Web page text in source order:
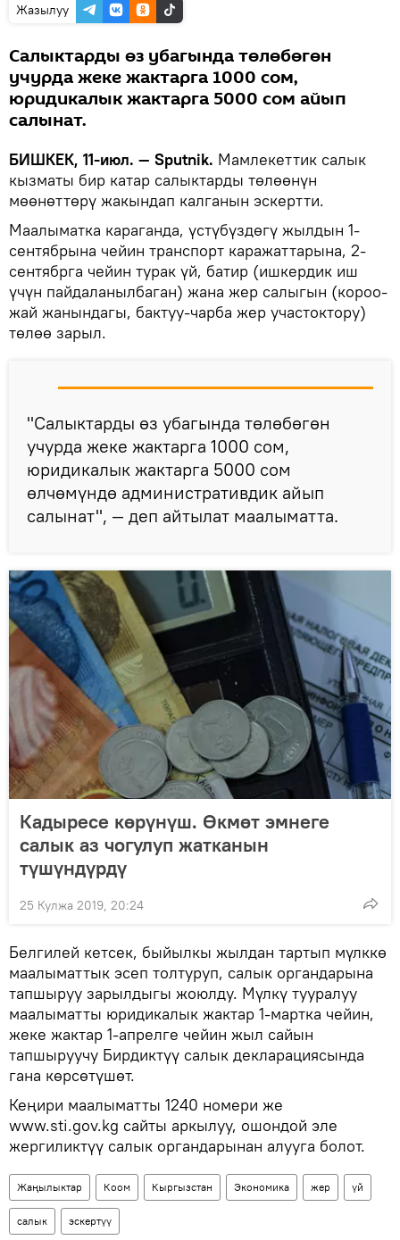
Жазылуу
Салыктарды өз убагында төлөбөгөн
учурда жеке жактарга 1000 сом,
юридикалык жактарга 5000 сом айып
салынат.
БИШКЕК, 11-июл. — Sputnik. Мамлекеттик салык
кызматы бир катар салыктарды төлөөнүн
мөөнөттөрү жакындап калганын эскертти.
Маалыматка караганда, үстүбүздөгү жылдын 1-
сентябрына чейин транспорт каражаттарына, 2-
сентябрга чейин турак үй, батир (ишкердик иш
үчүн пайдаланылбаган) жана жер салыгын (короо-
жай жанындагы, бактуу-чарба жер участоктору)
төлөө зарыл.
"Салыктарды өз убагында төлөбөгөн
учурда жеке жактарга 1000 сом,
юридикалык жактарга 5000 сом
өлчөмүндө административдик айып
салынат", — деп айтылат маалыматта.
Кадыресе көрүнүш. Өкмөт эмнеге
салык аз чогулуп жатканын
түшүндүрдү
25 Кулжа 2019, 20:24
Белгилей кетсек, быйылкы жылдан тартып мүлккө
маалыматтык эсеп толтуруп, салык органдарына
тапшыруу зарылдыгы жоюлду. Мүлкү тууралуу
маалыматты юридикалык жактар 1-мартка чейин,
жеке жактар 1-апрелге чейин жыл сайын
тапшыруучу Бирдиктүү салык декларациясында
гана көрсөтүшөт.
Кеңири маалыматты 1240 номери же
www.sti.gov.kg сайты аркылуу, ошондой эле
жергиликтүү салык органдарынан алууга болот.
Жаңылыктар Коом Кыргызстан Экономика жер үй
салык эскертүү